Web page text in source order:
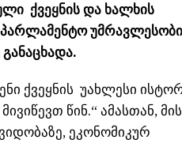
ქვეყნის და ხალხის
ქვეყნის უახლესი
წინ.“ ამასთან,
ეკონომიკურ